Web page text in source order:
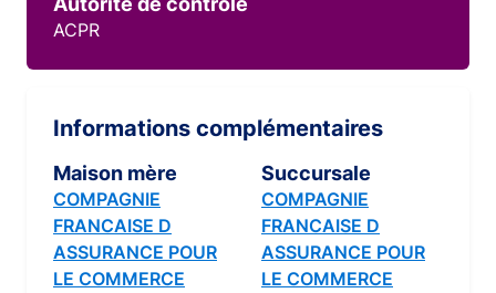
ACPR
Informations complémentaires
Maison mère
COMPAGNIE
FRANCAISE D
ASSURANCE POUR
LE COMMERCE
Succursale
COMPAGNIE
FRANCAISE D
ASSURANCE POUR
LE COMMERCE